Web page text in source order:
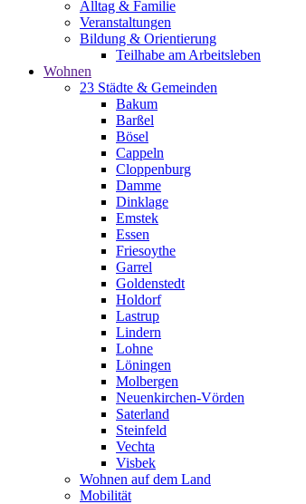
Alltag & Familie
Veranstaltungen
Bildung & Orientierung
Teilhabe am Arbeitsleben
Wohnen
23 Städte & Gemeinden
Bakum
Barßel
Bösel
Cappeln
Cloppenburg
Damme
Dinklage
Emstek
Essen
Friesoythe
Garrel
Goldenstedt
Holdorf
Lastrup
Lindern
Lohne
Löningen
Molbergen
Neuenkirchen-Vörden
Saterland
Steinfeld
Vechta
Visbek
Wohnen auf dem Land
Mobilität